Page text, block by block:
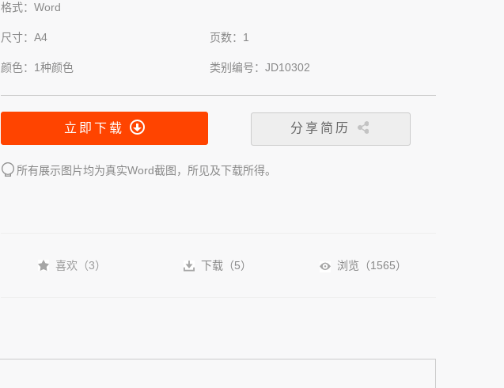
格式：Word
尺寸：A4 页数：1
颜色：1种颜色 类别编号：JD10302
立即下载 分享简历
所有展示图片均为真实Word截图，所见及下载所得。
喜欢（3） 下载（5） 浏览（1565）